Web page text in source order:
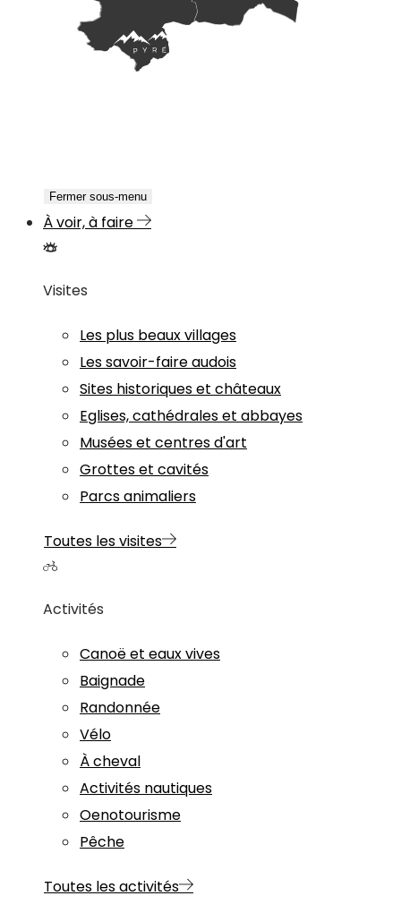
Fermer sous-menu
À voir, à faire
Visites
Les plus beaux villages
Les savoir-faire audois
Sites historiques et châteaux
Eglises, cathédrales et abbayes
Musées et centres d'art
Grottes et cavités
Parcs animaliers
Toutes les visites
Activités
Canoë et eaux vives
Baignade
Randonnée
Vélo
À cheval
Activités nautiques
Oenotourisme
Pêche
Toutes les activités